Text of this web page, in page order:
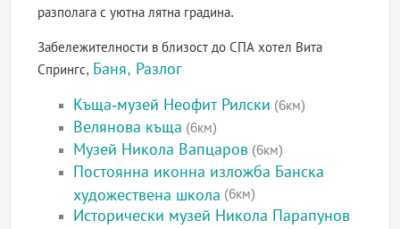
разполага с уютна лятна градина.
Забележителности в близост до СПА хотел Вита
Спрингс, Баня, Разлог
Къща-музей Неофит Рилски (6км)
Велянова къща (6км)
Музей Никола Вапцаров (6км)
Постоянна иконна изложба Банска
художествена школа (6км)
Исторически музей Никола Парапунов